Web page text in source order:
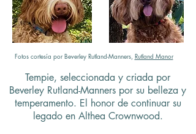
Fotos cortesía por Beverley Rutland-Manners, Rutland Manor
Tempie, seleccionada y criada por
Beverley Rutland-Manners por su belleza y
temperamento. El honor de continuar su
legado en Althea Crownwood.